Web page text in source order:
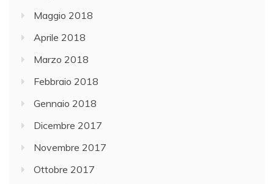
Maggio 2018
Aprile 2018
Marzo 2018
Febbraio 2018
Gennaio 2018
Dicembre 2017
Novembre 2017
Ottobre 2017